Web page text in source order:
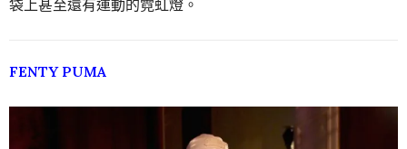
袋上甚至還有運動的霓虹燈。
FENTY PUMA